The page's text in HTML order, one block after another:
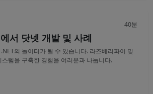
40분
서 닷넷 개발 및 사례
의 놀이터가 될 수 있습니다. 라즈베리파이 및
템을 구축한 경험을 여러분과 나눕니다.